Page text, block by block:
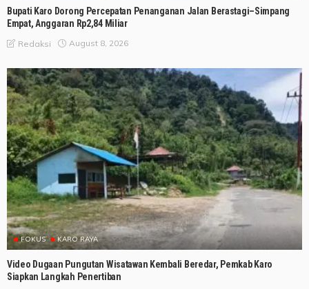
Bupati Karo Dorong Percepatan Penanganan Jalan Berastagi–Simpang
Empat, Anggaran Rp2,84 Miliar
Redaksi August 8, 2026
FOKUS KARO RAYA
Video Dugaan Pungutan Wisatawan Kembali Beredar, Pemkab Karo
Siapkan Langkah Penertiban